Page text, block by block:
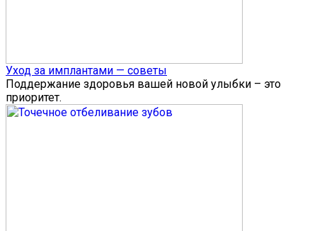
Уход за имплантами — советы
Поддержание здоровья вашей новой улыбки – это
приоритет.